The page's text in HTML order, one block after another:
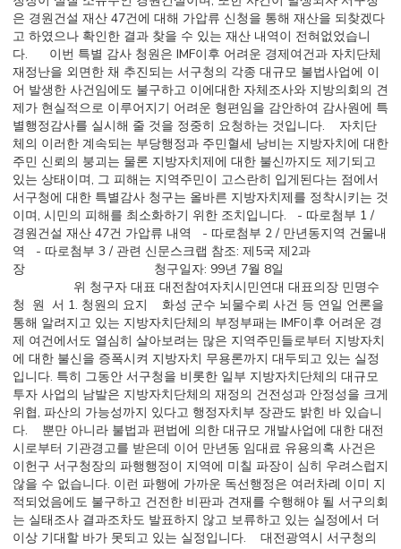
은 경원건설 재산 47건에 대해 가압류 신청을 통해 재산을 되찾겠다
고 하였으나 확인한 결과 찾을 수 있는 재산 내역이 전혀없었습니
다. 이번 특별 감사 청원은 IMF이후 어려운 경제여건과 자치단체
재정난을 외면한 채 추진되는 서구청의 각종 대규모 불법사업에 이
어 발생한 사건임에도 불구하고 이에대한 자체조사와 지방의회의 견
제가 현실적으로 이루어지기 어려운 형편임을 감안하여 감사원에 특
별행정감사를 실시해 줄 것을 정중히 요청하는 것입니다. 자치단
체의 이러한 계속되는 부당행정과 주민혈세 낭비는 지방자치에 대한
주민 신뢰의 붕괴는 물론 지방자치제에 대한 불신까지도 제기되고
있는 상태이며, 그 피해는 지역주민이 고스란히 입게된다는 점에서
서구청에 대한 특별감사 청구는 올바른 지방자치제를 정착시키는 것
이며, 시민의 피해를 최소화하기 위한 조치입니다. - 따로첨부 1 /
경원건설 재산 47건 가압류 내역 - 따로첨부 2 / 만년동지역 건물내
역 - 따로첨부 3 / 관련 신문스크랩 참조: 제5국 제2과
장 청구일자: 99년 7월 8일
위 청구자 대표 대전참여자치시민연대 대표의장 민명수
청 원 서 1. 청원의 요지 화성 군수 뇌물수뢰 사건 등 연일 언론을
통해 알려지고 있는 지방자치단체의 부정부패는 IMF이후 어려운 경
제 여건에서도 열심히 살아보려는 많은 지역주민들로부터 지방자치
에 대한 불신을 증폭시켜 지방자치 무용론까지 대두되고 있는 실정
입니다. 특히 그동안 서구청을 비롯한 일부 지방자치단체의 대규모
투자 사업의 남발은 지방자치단체의 재정의 건전성과 안정성을 크게
위협, 파산의 가능성까지 있다고 행정자치부 장관도 밝힌 바 있습니
다. 뿐만 아니라 불법과 편법에 의한 대규모 개발사업에 대한 대전
시로부터 기관경고를 받은데 이어 만년동 임대료 유용의혹 사건은
이헌구 서구청장의 파행행정이 지역에 미칠 파장이 심히 우려스럽지
않을 수 없습니다. 이런 파행에 가까운 독선행정은 여러차례 이미 지
적되었음에도 불구하고 건전한 비판과 견재를 수행해야 될 서구의회
는 실태조사 결과조차도 발표하지 않고 보류하고 있는 실정에서 더
이상 기대할 바가 못되고 있는 실정입니다. 대전광역시 서구청의